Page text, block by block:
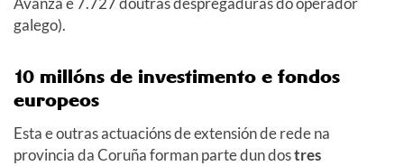
galego).
10 millóns de investimento e fondos
europeos
Esta e outras actuacións de extensión de rede na
provincia da Coruña forman parte dun dostres